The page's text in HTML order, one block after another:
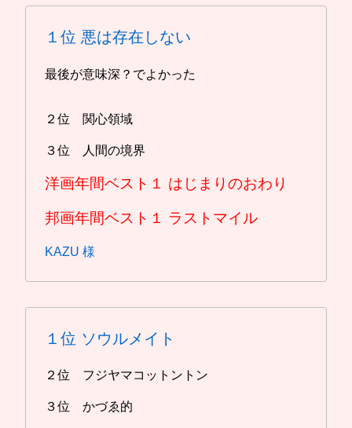
１位 悪は存在しない
最後が意味深？でよかった
２位 関心領域
３位 人間の境界
洋画年間ベスト１ はじまりのおわり
邦画年間ベスト１ ラストマイル
KAZU 様
１位 ソウルメイト
２位 フジヤマコットントン
３位 かづゑ的